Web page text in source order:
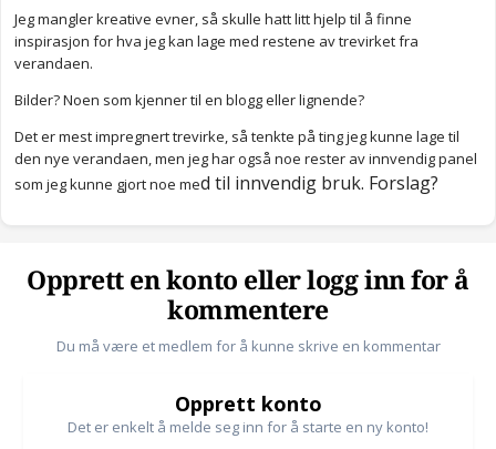
Jeg mangler kreative evner, så skulle hatt litt hjelp til å finne
inspirasjon for hva jeg kan lage med restene av trevirket fra
verandaen.
Bilder? Noen som kjenner til en blogg eller lignende?
Det er mest impregnert trevirke, så tenkte på ting jeg kunne lage til
den nye verandaen, men jeg har også noe rester av innvendig panel
som jeg kunne gjort noe med til innvendig bruk. Forslag?
Opprett en konto eller logg inn for å
kommentere
Du må være et medlem for å kunne skrive en kommentar
Opprett konto
Det er enkelt å melde seg inn for å starte en ny konto!